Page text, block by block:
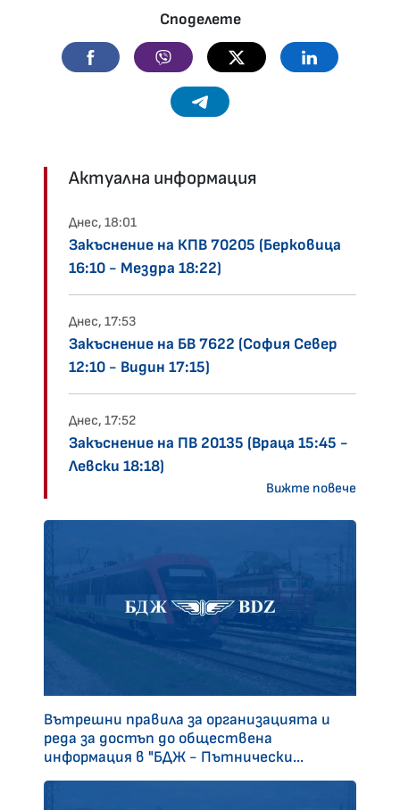
Споделете
Facebook Viber Twitter Linkedin
Telegram
Актуална информация
Днес, 18:01
Закъснение на КПВ 70205 (Берковица
16:10 - Мездра 18:22)
Днес, 17:53
Закъснение на БВ 7622 (София Север
12:10 - Видин 17:15)
Днес, 17:52
Закъснение на ПВ 20135 (Враца 15:45 -
Левски 18:18)
Вижте повече
Вътрешни правила за организацията и
реда за достъп до обществена
информация в "БДЖ - Пътнически...